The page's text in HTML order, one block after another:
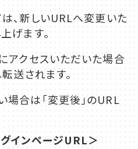
、新しいURLへ変更いた
げます。
アクセスいただいた場合
送されます。
合は「変更後」のURL
インページURL＞